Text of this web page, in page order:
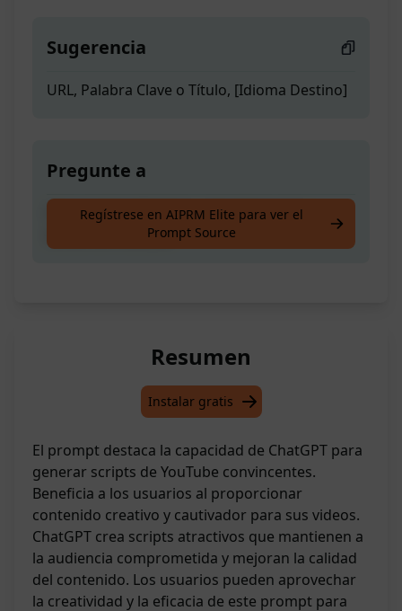
Sugerencia
URL, Palabra Clave o Título, [Idioma Destino]
Pregunte a
Crea scripts efectivos y atractivos para
videos de Youtube
Regístrese en AIPRM Elite para ver el
Prompt Source
Resumen
Instalar gratis
El prompt destaca la capacidad de ChatGPT para
generar scripts de YouTube convincentes.
Beneficia a los usuarios al proporcionar
contenido creativo y cautivador para sus videos.
ChatGPT crea scripts atractivos que mantienen a
la audiencia comprometida y mejoran la calidad
del contenido. Los usuarios pueden aprovechar
la creatividad y la eficacia de este prompt para